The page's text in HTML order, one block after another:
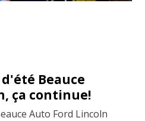
Beauce
ça continue!
Auto Ford Lincoln